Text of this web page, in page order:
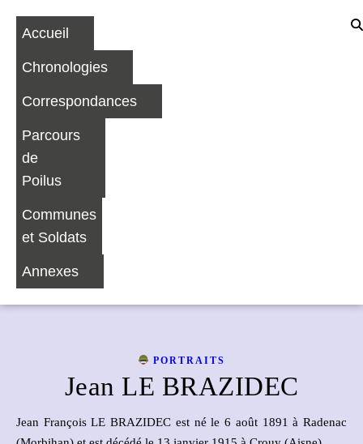
Accueil
Chronologies
Correspondances
Parcours
de
Poilus
Communes
et Soldats
Annexes
PORTRAITS
Jean LE BRAZIDEC
Jean François LE BRAZIDEC est né le 6 août 1891 à Radenac